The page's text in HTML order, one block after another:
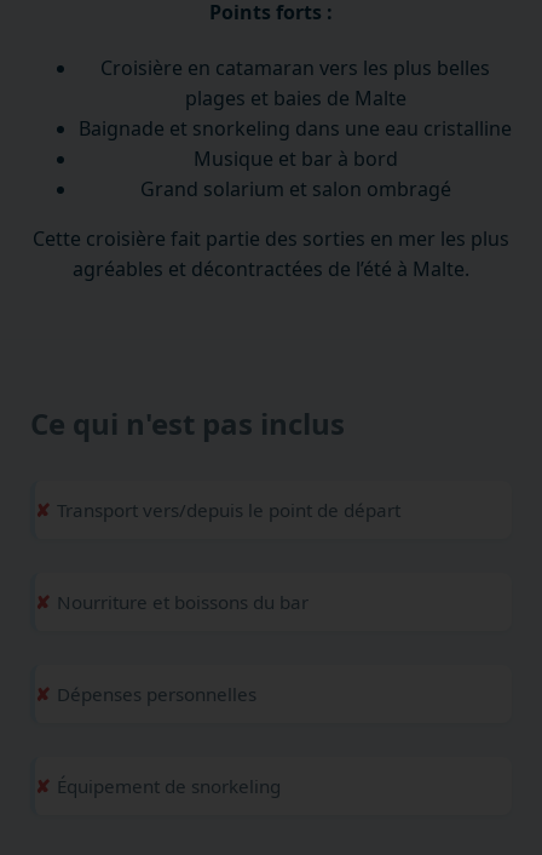
Points forts :
Croisière en catamaran vers les plus belles
plages et baies de Malte
Baignade et snorkeling dans une eau cristalline
Musique et bar à bord
Grand solarium et salon ombragé
Cette croisière fait partie des sorties en mer les plus
agréables et décontractées de l’été à Malte.
Ce qui n'est pas inclus
Transport vers/depuis le point de départ
Nourriture et boissons du bar
Dépenses personnelles
Équipement de snorkeling